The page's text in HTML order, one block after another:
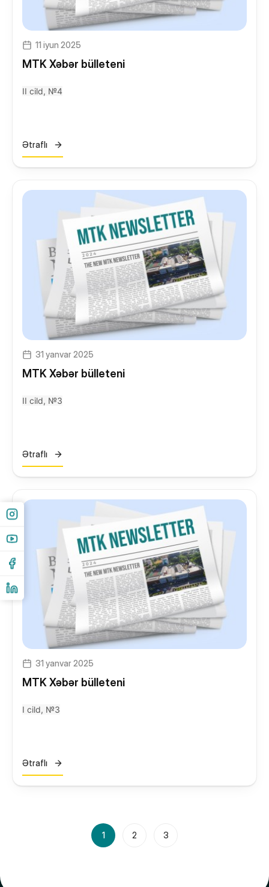
Yeməkxana
Kitabxana
11 iyun 2025
MTK Xəbər bülleteni
II cild, №4
Ətraflı
31 yanvar 2025
MTK Xəbər bülleteni
II cild, №3
Ətraflı
31 yanvar 2025
MTK Xəbər bülleteni
I cild, №3
Ətraflı
1 2 3